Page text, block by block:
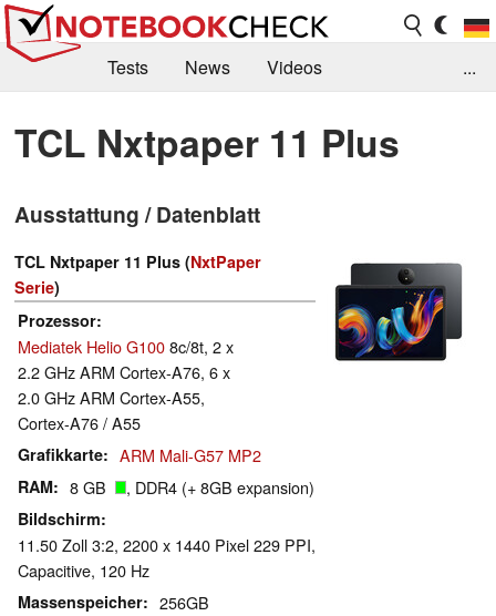
Tests News
Videos
Kaufberatung
Deals Suche
Jobs
Forum
...
TCL Nxtpaper 11 Plus
Ausstattung / Datenblatt
TCL Nxtpaper 11 Plus (NxtPaper
Serie)
Prozessor
Mediatek Helio G1008c/8t, 2 x
2.2 GHz ARM Cortex-A76, 6 x
2.0 GHz ARM Cortex-A55,
Cortex-A76 / A55
Grafikkarte ARM Mali-G57 MP2
RAM 8 GB , DDR4 (+ 8GB expansion)
Bildschirm
11.50 Zoll 3:2, 2200 x 1440 Pixel 229 PPI,
Capacitive, 120 Hz
Massenspeicher 256GB